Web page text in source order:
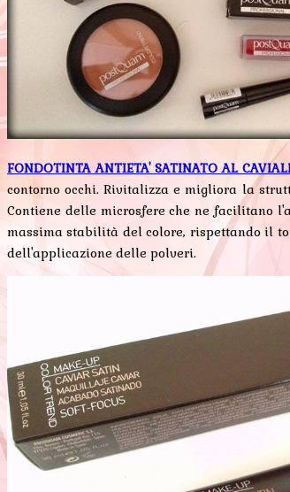
FONDOTINTA ANTIETA' SATINATO AL
contorno occhi. Rivitalizza e migliora la
Contiene delle microsfere che ne facilitano
massima stabilità del colore, rispettando il
dell'applicazione delle polveri.